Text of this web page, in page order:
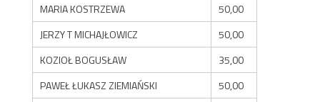
MARIA KOSTRZEWA
50,00
JERZY T MICHAJŁOWICZ
50,00
KOZIOŁ BOGUSŁAW
35,00
PAWEŁ ŁUKASZ ZIEMIAŃSKI
50,00